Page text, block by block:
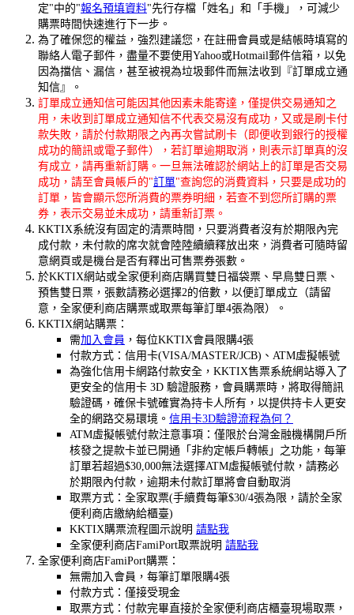
定"中的"報名預填資料"先行存檔「姓名」和「手機」，可減少
購票時間快速進行下一步。
為了確保您的權益，強烈建議您，在註冊會員或是結帳時填寫的
聯絡人電子郵件，盡量不要使用Yahoo或Hotmail郵件信箱，以免
因為擋信、漏信，甚至被視為垃圾郵件而無法收到『訂單成立通
知信』。
訂單成立通知信可能因其他因素未能寄達，僅提供交易通知之
用，未收到訂單成立通知信不代表交易沒有成功，又或是刷卡付
款失敗，請於付款期限之內再次嘗試刷卡（即便收到銀行的授權
成功的簡訊或電子郵件），若訂單逾期取消，則表示訂單真的沒
有成立，請再重新訂購。一旦無法確認於網站上的訂單是否交易
成功，請至會員帳戶的"訂單"查詢您的消費資料，只要是成功的
訂單，皆會顯示您所消費的票券明細，若查不到您所訂購的票
券，表示交易並未成功，請重新訂票。
KKTIX系統沒有固定的清票時間，只要消費者沒有於期限內完
成付款，未付款的席次就會陸陸續續釋放出來，消費者可隨時留
意網頁或是機台是否有釋出可售票券張數。
於KKTIX網站或全家便利商店購買雙日福袋票、 早鳥雙日票、
預售雙日票，張數請務必選擇2的倍數，以便訂單成立（請留
意，全家便利商店購票或取票每筆訂單4張為限）。
KKTIX網站購票：
需加入會員 ，每位KKTIX會員限購4張
付款方式：信用卡(VISA/MASTER/JCB)、ATM虛擬帳號
為強化信用卡網路付款安全，KKTIX售票系統網站導入了
更安全的信用卡 3D 驗證服務，會員購票時，將取得簡訊
驗證碼，確保卡號確實為持卡人所有，以提供持卡人更安
全的網路交易環境。 信用卡3D驗證流程為何？
ATM虛擬帳號付款注意事項：僅限於台灣金融機構開戶所
核發之提款卡並已開通「非約定帳戶轉帳」之功能，每筆
訂單若超過$30,000無法選擇ATM虛擬帳號付款，請務必
於期限內付款，逾期未付款訂單將會自動取消
取票方式：全家取票(手續費每筆$30/4張為限，請於全家
便利商店繳納給櫃臺)
KKTIX購票流程圖示說明 請點我
全家便利商店FamiPort取票說明 請點我
全家便利商店FamiPort購票：
無需加入會員，每筆訂單限購4張
付款方式：僅接受現金
取票方式：付款完畢直接於全家便利商店櫃臺現場取票，